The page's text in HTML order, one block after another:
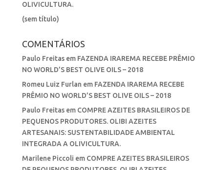
OLIVICULTURA.
(sem título)
COMENTÁRIOS
Paulo Freitasem FAZENDA IRAREMA RECEBE PRÊMIO
NO WORLD’S BEST OLIVE OILS – 2018
Romeu Luiz Furlan em FAZENDA IRAREMA RECEBE
PRÊMIO NO WORLD’S BEST OLIVE OILS – 2018
Paulo Freitasem COMPRE AZEITES BRASILEIROS DE
PEQUENOS PRODUTORES. OLIBI AZEITES
ARTESANAIS: SUSTENTABILIDADE AMBIENTAL
INTEGRADA A OLIVICULTURA.
Marilene Piccoli em COMPRE AZEITES BRASILEIROS